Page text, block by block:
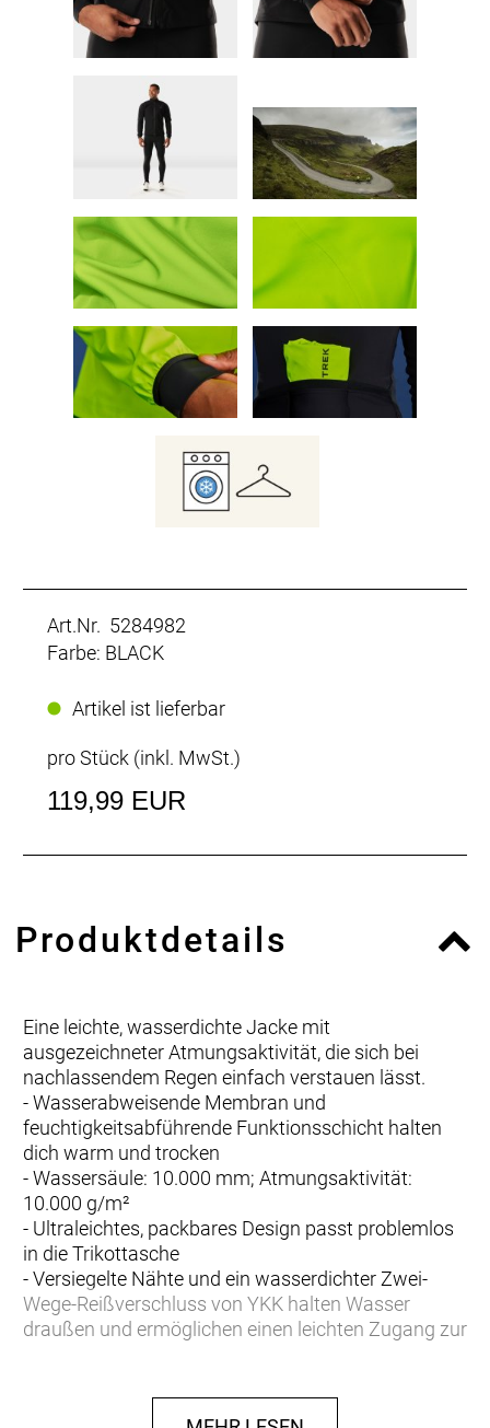
Art.Nr. 5284982
Farbe: BLACK
Artikel ist lieferbar
pro Stück (inkl. MwSt.)
119,99 EUR
Produktdetails
Eine leichte, wasserdichte Jacke mit
ausgezeichneter Atmungsaktivität, die sich bei
nachlassendem Regen einfach verstauen lässt.
- Wasserabweisende Membran und
feuchtigkeitsabführende Funktionsschicht halten
dich warm und trocken
- Wassersäule: 10.000 mm; Atmungsaktivität:
10.000 g/m²
- Ultraleichtes, packbares Design passt problemlos
in die Trikottasche
- Versiegelte Nähte und ein wasserdichter Zwei-
Wege-Reißverschluss von YKK halten Wasser
draußen und ermöglichen einen leichten Zugang zur